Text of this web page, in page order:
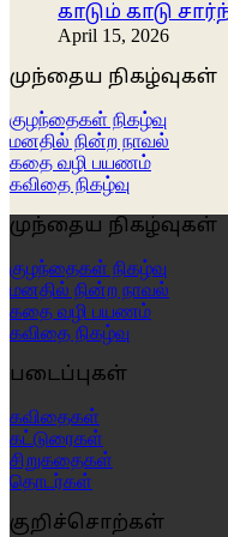
காடும் காடு
April 15, 2026
முந்தைய நிகழ்வுகள்
குழந்தைகள் நிகழ்வு
மனதில் நின்ற நாவல்
கதை வழி பயணம்
கவிதை நிகழ்வு
முந்தைய நிகழ்வுகள்
குழந்தைகள் நிகழ்வு
மனதில் நின்ற நாவல்
கதை வழி பயணம்
கவிதை நிகழ்வு
படைப்புகள்
கவிதைகள்
கட்டுரைகள்
சிறுகதைகள்
தொடர்கள்
குறிச்சொற்கள்